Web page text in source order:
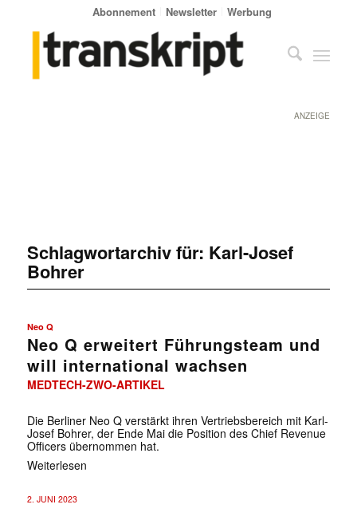
Abonnement Newsletter Werbung
ANZEIGE
Schlagwortarchiv für: Karl-Josef
Bohrer
Neo Q
Neo Q erweitert Führungsteam und
will international wachsen
MEDTECH-ZWO-ARTIKEL
Die Berliner Neo Q verstärkt ihren Vertriebsbereich mit Karl-
Josef Bohrer, der Ende Mai die Position des Chief Revenue
Officers übernommen hat.
Weiterlesen
2. JUNI 2023